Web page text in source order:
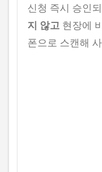
신청 즉시 승인
지 않고현장에
폰으로 스캔해